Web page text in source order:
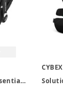
Cabriofix i-Size - essential black
CYBEX